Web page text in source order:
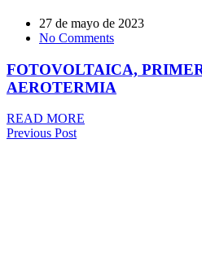
27 de mayo de 2023
No Comments
FOTOVOLTAICA,
AEROTERMIA
READ MORE
Previous Post